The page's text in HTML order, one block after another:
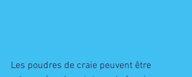
Les poudres de craie peuvent être